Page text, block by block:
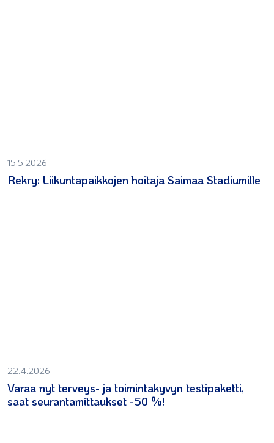
15.5.2026
Rekry: Liikuntapaikkojen hoitaja Saimaa Stadiumille
22.4.2026
Varaa nyt terveys- ja toimintakyvyn testipaketti,
saat seurantamittaukset -50 %!